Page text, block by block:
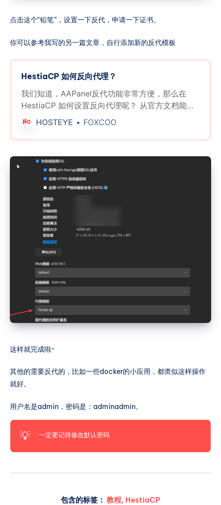
点击这个“铅笔”，设置一下反代，申请一下证书。
你可以参考我写的另一篇文章，自行添加新的反代模板
HestiaCP 如何反向代理？
我们知道，AAPanel反代功能非常方便，那么在
HestiaCP 如何设置反向代理呢？ 从官方文档能看
到，HestiaCP 支持创建自定义Web 模板。 Web
Control PanelOpen-source web server control
器的这个路径
/usr/local/hestia/data/templates/web/nginx 因
为它们会被更新覆盖，所以要复制 default.tpl 和
default.stpl ，复制之后的文件要记得重命名成自己
看的懂的。 比如，我想给运行在32000端口的
qbittorrent-nox添加反代，我可以重命名成 qb.tpl
和 qb.stpl。其中，
HOSTEYE FOXCOO
这样就完成啦~
其他的需要反代的，比如一些docker的小应用，都类似这样操作
就好。
用户名是admin，密码是：adminadmin。
💡 一定要记得修改默认密码
包含的标签： 教程, HestiaCP